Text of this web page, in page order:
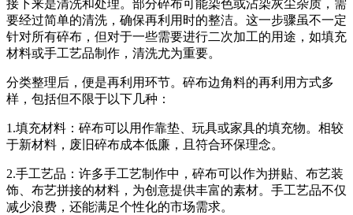
接下来是清洗和处理。部分碎布可能染色或沾染灰尘杂质，需
要经过简单的清洗，确保再利用时的整洁。这一步骤虽不一定
针对所有碎布，但对于一些需要进行二次加工的用途，如填充
材料或手工艺品制作，清洗尤为重要。
分类整理后，便是再利用环节。碎布边角料的再利用方式多
样，包括但不限于以下几种：
1.填充材料：碎布可以用作靠垫、玩具或家具的填充物。相较
于新材料，废旧碎布成本低廉，且符合环保理念。
2.手工艺品：许多手工艺制作中，碎布可以作为拼贴、布艺装
饰、布艺拼接的材料，为创意提供丰富的素材。手工艺品不仅
减少浪费，还能满足个性化的市场需求。